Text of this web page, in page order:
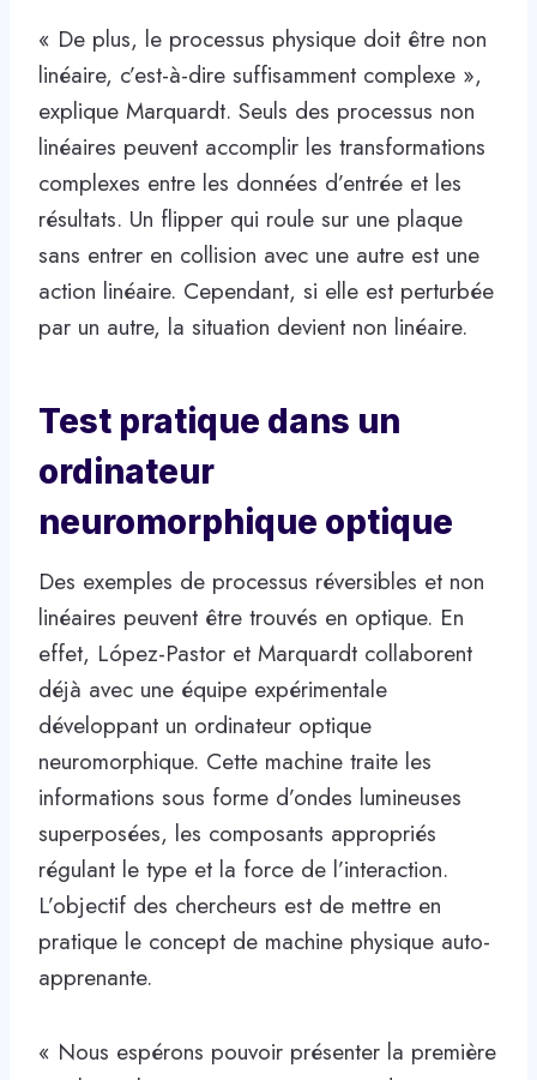
« De plus, le processus physique doit être non
linéaire, c’est-à-dire suffisamment complexe »,
explique Marquardt. Seuls des processus non
linéaires peuvent accomplir les transformations
complexes entre les données d’entrée et les
résultats. Un flipper qui roule sur une plaque
sans entrer en collision avec une autre est une
action linéaire. Cependant, si elle est perturbée
par un autre, la situation devient non linéaire.
Test pratique dans un
ordinateur
neuromorphique optique
Des exemples de processus réversibles et non
linéaires peuvent être trouvés en optique. En
effet, López-Pastor et Marquardt collaborent
déjà avec une équipe expérimentale
développant un ordinateur optique
neuromorphique. Cette machine traite les
informations sous forme d’ondes lumineuses
superposées, les composants appropriés
régulant le type et la force de l’interaction.
L’objectif des chercheurs est de mettre en
pratique le concept de machine physique auto-
apprenante.
« Nous espérons pouvoir présenter la première